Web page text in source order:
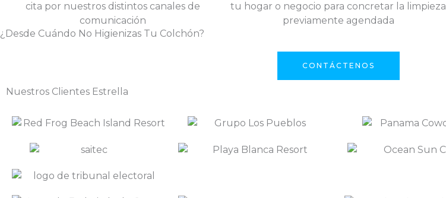
cita por nuestros distintos canales de
comunicación
tu hogar o negocio para concretar la limpieza
previamente agendada
¿Desde Cuándo No Higienizas Tu Colchón?
CONTÁCTENOS
Nuestros Clientes Estrella